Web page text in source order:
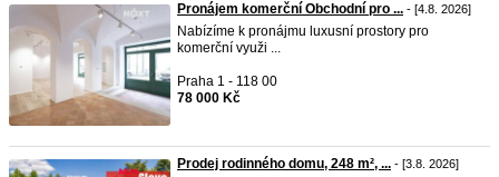
Pronájem komerční Obchodní pro ... - [4.8. 2026]
Nabízíme k pronájmu luxusní prostory pro
komerční využi ...
Praha 1 - 118 00
78 000 Kč
Prodej rodinného domu, 248 m², ... - [3.8. 2026]